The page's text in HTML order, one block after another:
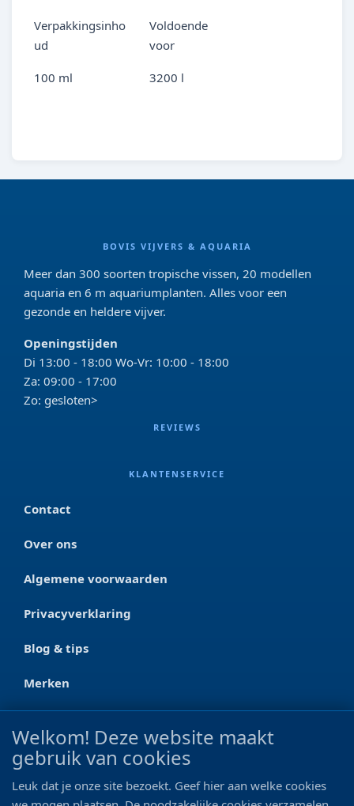
Verpakkingsinho
ud
Voldoende
voor
100 ml 3200 l
BOVIS VIJVERS & AQUARIA
Meer dan 300 soorten tropische vissen, 20 modellen
aquaria en 6 m aquariumplanten. Alles voor een
gezonde en heldere vijver.
Openingstijden
Di 13:00 - 18:00 Wo-Vr: 10:00 - 18:00
Za: 09:00 - 17:00
Zo: gesloten>
REVIEWS
KLANTENSERVICE
Contact
Over ons
Algemene voorwaarden
Privacyverklaring
Blog & tips
Merken
CONTACT
Ootmarsumseweg 125a
0546 - 622 990
Welkom! Deze website maakt
gebruik van cookies
Leuk dat je onze site bezoekt. Geef hier aan welke cookies